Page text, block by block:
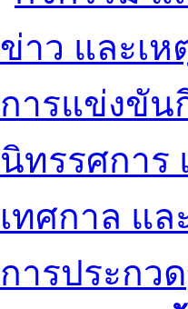
ข่าว และเ
การแข่งขัน
นิทรรศการ
เทศกาล แ
การประกวด